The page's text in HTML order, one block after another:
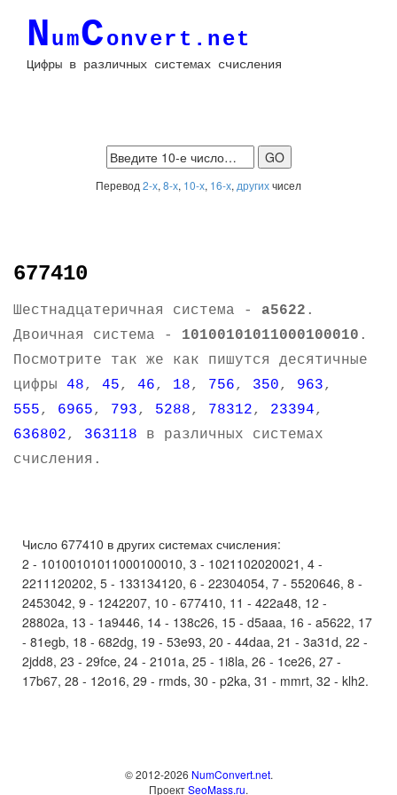
NumConvert.net
Цифры в различных системах счисления
Перевод 2-х, 8-х, 10-х, 16-х, другихчисел
677410
Шестнадцатеричная система - a5622 .
Двоичная система - 10100101011000100010 .
Посмотрите так же как пишутся десятичные
цифры 48, 45, 46, 18, 756, 350, 963,
555, 6965, 793, 5288, 78312, 23394,
636802, 363118 в различных системах
счисления.
Число 677410 в других системах счисления:
2 - 10100101011000100010, 3 - 1021102020021, 4 -
2211120202, 5 - 133134120, 6 - 22304054, 7 - 5520646, 8 -
2453042, 9 - 1242207, 10 - 677410, 11 - 422a48, 12 -
28802a, 13 - 1a9446, 14 - 138c26, 15 - d5aaa, 16 - a5622, 17
- 81egb, 18 - 682dg, 19 - 53e93, 20 - 44daa, 21 - 3a31d, 22 -
2jdd8, 23 - 29fce, 24 - 2101a, 25 - 1i8la, 26 - 1ce26, 27 -
17b67, 28 - 12o16, 29 - rmds, 30 - p2ka, 31 - mmrt, 32 - klh2.
© 2012-2026 NumConvert.net.
ПроектSeoMass.ru.